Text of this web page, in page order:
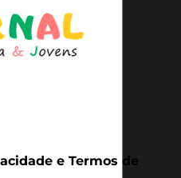
e Termos de